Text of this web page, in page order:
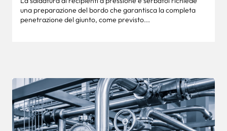
una preparazione del bordo che garantisca la completa
penetrazione del giunto, come previsto...